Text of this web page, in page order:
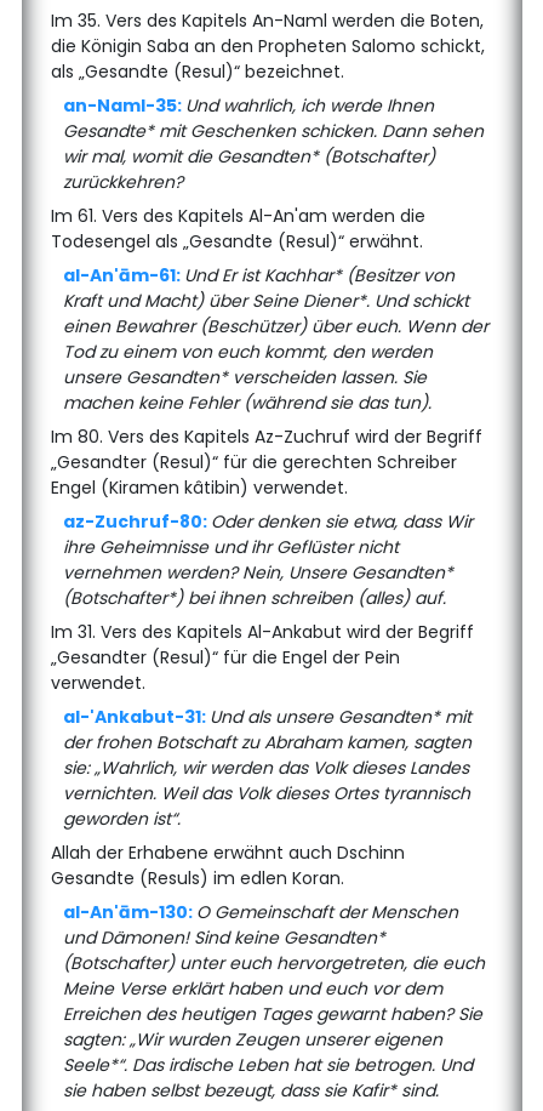
Im 35. Vers des Kapitels An-Naml werden die Boten,
die Königin Saba an den Propheten Salomo schickt,
als „Gesandte (Resul)“ bezeichnet.
an-Naml-35: Und wahrlich, ich werde Ihnen
Gesandte* mit Geschenken schicken. Dann sehen
wir mal, womit die Gesandten* (Botschafter)
zurückkehren?
Im 61. Vers des Kapitels Al-An'am werden die
Todesengel als „Gesandte (Resul)“ erwähnt.
al-An'ām-61: Und Er ist Kachhar* (Besitzer von
Kraft und Macht) über Seine Diener*. Und schickt
einen Bewahrer (Beschützer) über euch. Wenn der
Tod zu einem von euch kommt, den werden
unsere Gesandten* verscheiden lassen. Sie
machen keine Fehler (während sie das tun).
Im 80. Vers des Kapitels Az-Zuchruf wird der Begriff
„Gesandter (Resul)“ für die gerechten Schreiber
Engel (Kiramen kâtibin) verwendet.
az-Zuchruf-80: Oder denken sie etwa, dass Wir
ihre Geheimnisse und ihr Geflüster nicht
vernehmen werden? Nein, Unsere Gesandten*
(Botschafter*) bei ihnen schreiben (alles) auf.
Im 31. Vers des Kapitels Al-Ankabut wird der Begriff
„Gesandter (Resul)“ für die Engel der Pein
verwendet.
al-'Ankabut-31: Und als unsere Gesandten* mit
der frohen Botschaft zu Abraham kamen, sagten
sie: „Wahrlich, wir werden das Volk dieses Landes
vernichten. Weil das Volk dieses Ortes tyrannisch
geworden ist“.
Allah der Erhabene erwähnt auch Dschinn
Gesandte (Resuls) im edlen Koran.
al-An'ām-130: O Gemeinschaft der Menschen
und Dämonen! Sind keine Gesandten*
(Botschafter) unter euch hervorgetreten, die euch
Meine Verse erklärt haben und euch vor dem
Erreichen des heutigen Tages gewarnt haben? Sie
sagten: „Wir wurden Zeugen unserer eigenen
Seele*“. Das irdische Leben hat sie betrogen. Und
sie haben selbst bezeugt, dass sie Kafir* sind.